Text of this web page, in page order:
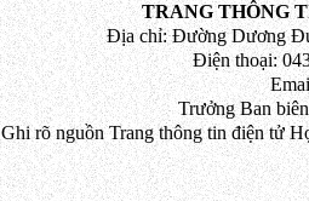
TRANG THÔNG
Địa chỉ: Đường Dương
Điện thoại:
Trưởng Ban
Ghi rõ nguồn Trang thông tin điện tử